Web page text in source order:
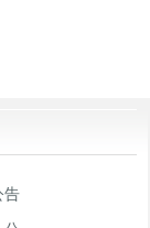
告